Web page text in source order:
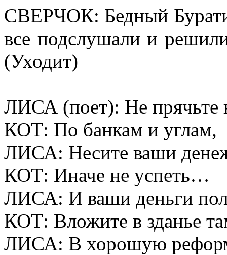
СВЕРЧОК: Бедный
все подслушали и
(Уходит)
ЛИСА (поет): Не прячьте
КОТ: По банкам и углам,
ЛИСА: Несите ваши
КОТ: Иначе не успеть…
ЛИСА: И ваши деньги
КОТ: Вложите в зданье
ЛИСА: В хорошую